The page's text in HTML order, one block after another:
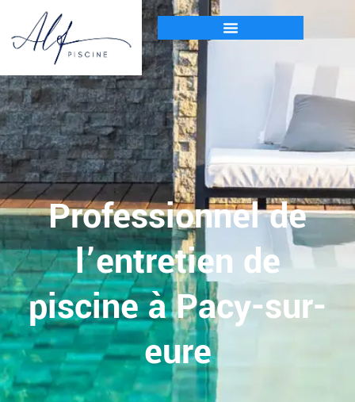
Professionnel de
l’entretien de
piscine à Pacy-sur-
eure